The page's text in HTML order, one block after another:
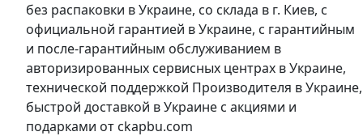
без распаковки в Украине, со склада в г. Киев, с
официальной гарантией в Украине, с гарантийным
и после-гарантийным обслуживанием в
авторизированных сервисных центрах в Украине,
технической поддержкой Производителя в Украине,
быстрой доставкой в Украине с акциями и
подарками от ckapbu.com